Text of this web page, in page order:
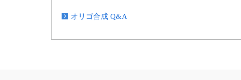
オリゴ合成 Q&A